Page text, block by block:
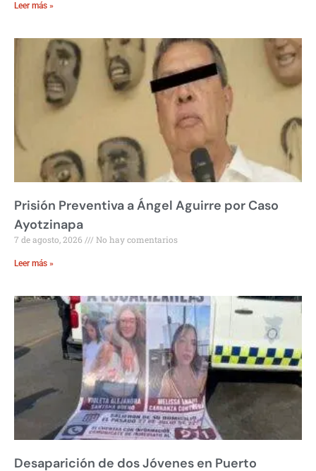
Leer más »
Prisión Preventiva a Ángel Aguirre por Caso
Ayotzinapa
7 de agosto, 2026 No hay comentarios
Leer más »
Desaparición de dos Jóvenes en Puerto